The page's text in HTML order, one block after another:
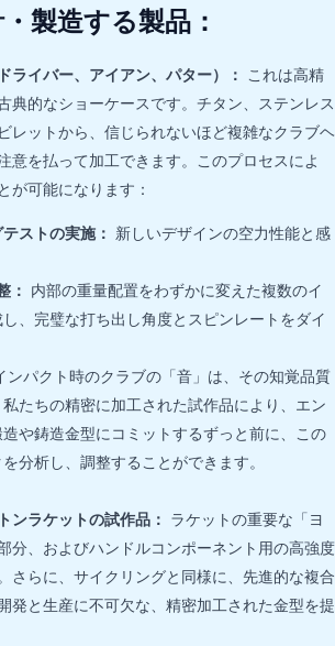
製造する製品：
ライバー、アイアン、パター）： これは高精
典的なショーケースです。チタン、ステンレス
レットから、信じられないほど複雑なクラブヘ
意を払って加工できます。このプロセスによ
が可能になります：
ストの実施： 新しいデザインの空力性能と感
： 内部の重量配置をわずかに変えた複数のイ
、完璧な打ち出し角度とスピンレートをダイ
ンパクト時のクラブの「音」は、その知覚品質
たちの精密に加工された試作品により、エン
や鋳造金型にコミットするずっと前に、この
分析し、調整することができます。
ンラケットの試作品： ラケットの重要な「ヨ
分、およびハンドルコンポーネント用の高強度
さらに、サイクリングと同様に、先進的な複合
発と生産に不可欠な、精密加工された金型を提